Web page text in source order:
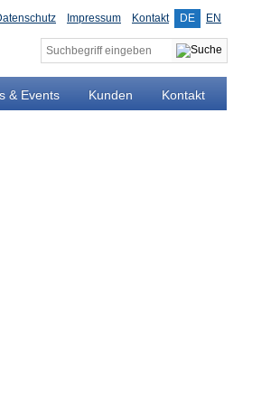
& Events Kunden Kontakt
Impressum Kontakt DE EN
Suchen
nach: